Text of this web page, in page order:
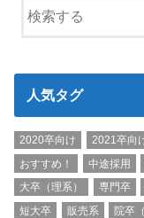
人気タグ
2020卒向け 2021卒向
おすすめ！
中途採用
大卒（理系）
専門卒
短大卒
販売系 院卒